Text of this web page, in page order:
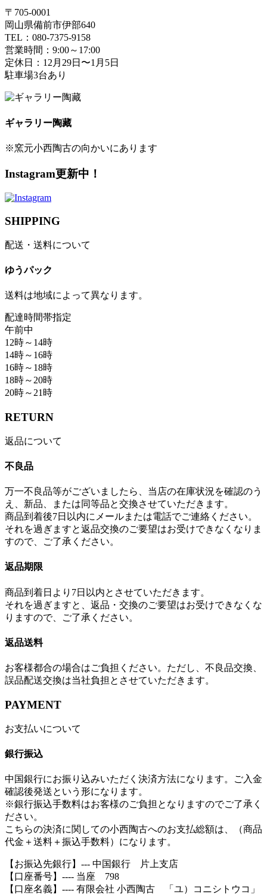
〒705-0001
岡山県備前市伊部640
TEL：080-7375-9158
営業時間：9:00～17:00
定休日：12月29日〜1月5日
駐車場3台あり
ギャラリー陶藏
※窯元小西陶古の向かいにあります
Instagram更新中！
SHIPPING
配送・送料について
ゆうパック
送料は地域によって異なります。
配達時間帯指定
午前中
12時～14時
14時～16時
16時～18時
18時～20時
20時～21時
RETURN
返品について
不良品
万一不良品等がございましたら、当店の在庫状況を確認のう
え、新品、または同等品と交換させていただきます。
商品到着後7日以内にメールまたは電話でご連絡ください。
それを過ぎますと返品交換のご要望はお受けできなくなりま
すので、ご了承ください。
返品期限
商品到着日より7日以内とさせていただきます。
それを過ぎますと、返品・交換のご要望はお受けできなくな
りますので、ご了承ください。
返品送料
お客様都合の場合はご負担ください。ただし、不良品交換、
誤品配送交換は当社負担とさせていただきます。
PAYMENT
お支払いについて
銀行振込
中国銀行にお振り込みいただく決済方法になります。ご入金
確認後発送という形になります。
※銀行振込手数料はお客様のご負担となりますのでご了承く
ださい。
こちらの決済に関しての小西陶古へのお支払総額は、（商品
代金＋送料＋振込手数料）になります。
【お振込先銀行】--- 中国銀行 片上支店
【口座番号】---- 当座 798
【口座名義】---- 有限会社 小西陶古 「ユ）コニシトウコ」